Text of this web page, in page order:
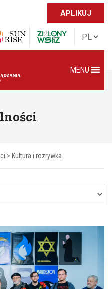
APLIKUJ
MENU
> Kultura i rozrywka